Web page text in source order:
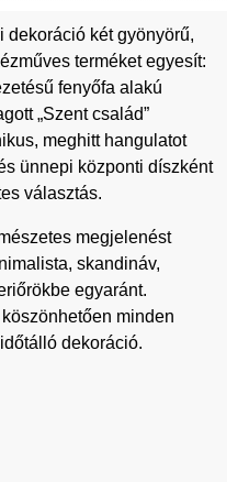
dekoráció két gyönyörű,
terméket egyesít:
fenyőfa alakú
„Szent család”
meghitt hangulatot
ünnepi központi díszként
választás.
megjelenést
skandináv,
egyaránt.
minden
dekoráció.